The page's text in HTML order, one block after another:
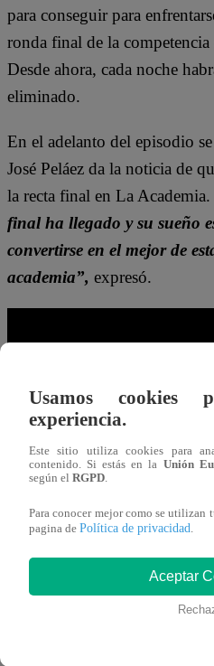
para conseguir para
ronda final de la
Desde ahora, cada noche
eliminado.
En el adelanto del episodio
José Peláez da la noticia de
la recta final en La Academia.
final ha llegado y su sueño
convertirse en el mejor de
academia”, expresó.
Asimismo,se ve a los
dando mensajes de
donde dejan en claro que
mismos en la cocina. Todos
llevarse el premio a casa.
Usamos cookies
experiencia.
Este sitio utiliza cookies para
contenido. Si estás en la Unión
según el RGPD.
Para conocer mejor como se utilizan
pagina de Política de privacidad.
Aceptar